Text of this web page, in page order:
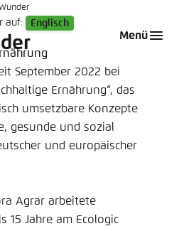
Menü
auf: Englisch
September 2022 bei
Ernährung“, das
umsetzbare Konzepte
gesunde und sozial
und europäischer
Agrar arbeitete
15 Jahre am Ecologic
... und ... zu verwalten.
Webseite
basierend
Wählen Sie aus,
für diese Webseite